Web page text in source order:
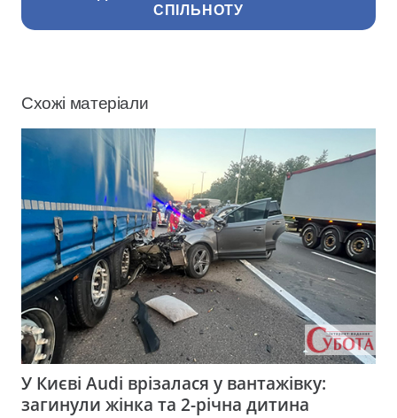
СПІЛЬНОТУ
Схожі матеріали
У Києві Audi врізалася у вантажівку:
загинули жінка та 2-річна дитина